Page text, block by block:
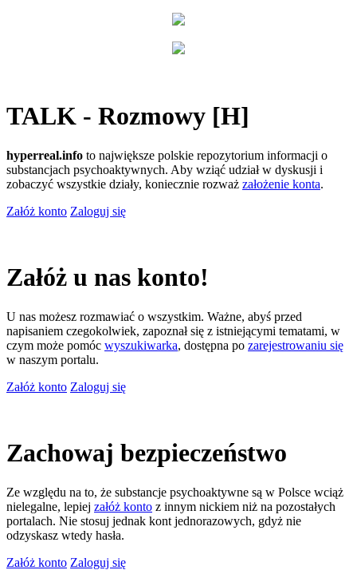
TALK - Rozmowy [H]
hyperreal.info to największe polskie repozytorium informacji o
substancjach psychoaktywnych. Aby wziąć udział w dyskusji i
zobaczyć wszystkie działy, koniecznie rozważ założenie konta.
Załóż konto Zaloguj się
Załóż u nas konto!
U nas możesz rozmawiać o wszystkim. Ważne, abyś przed
napisaniem czegokolwiek, zapoznał się z istniejącymi tematami, w
czym może pomóc wyszukiwarka, dostępna po zarejestrowaniu się
w naszym portalu.
Załóż konto Zaloguj się
Zachowaj bezpieczeństwo
Ze względu na to, że substancje psychoaktywne są w Polsce wciąż
nielegalne, lepiej załóż konto z innym nickiem niż na pozostałych
portalach. Nie stosuj jednak kont jednorazowych, gdyż nie
odzyskasz wtedy hasła.
Załóż konto Zaloguj się